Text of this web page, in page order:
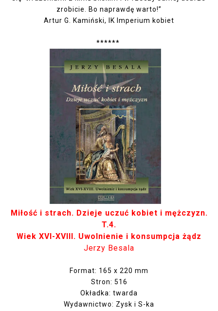
zrobicie. Bo naprawdę warto!”
Artur G. Kamiński, IK Imperium kobiet
******
Miłość i strach. Dzieje uczuć kobiet i mężczyzn.
T.4.
Wiek XVI-XVIII. Uwolnienie i konsumpcja żądz
Jerzy Besala
Format: 165 x 220 mm
Stron: 516
Okładka: twarda
Wydawnictwo: Zysk i S-ka